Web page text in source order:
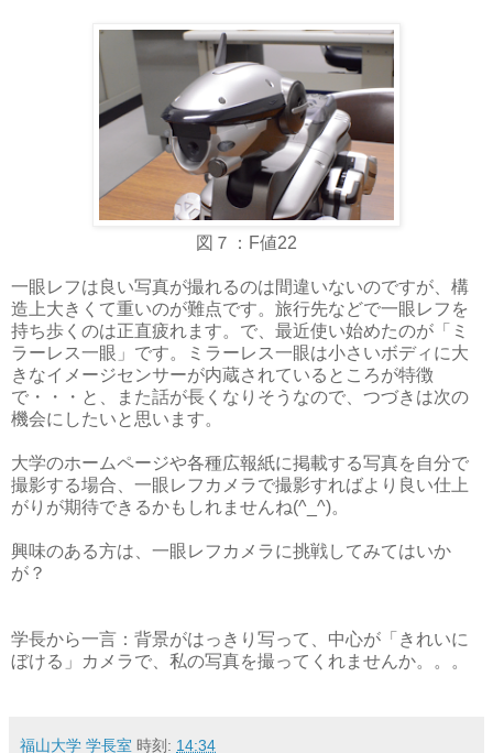
図７：F値22
一眼レフは良い写真が撮れるのは間違いないのですが、構
造上大きくて重いのが難点です。旅行先などで一眼レフを
持ち歩くのは正直疲れます。で、最近使い始めたのが「ミ
ラーレス一眼」です。ミラーレス一眼は小さいボディに大
きなイメージセンサーが内蔵されているところが特徴
で・・・と、また話が長くなりそうなので、つづきは次の
機会にしたいと思います。
大学のホームページや各種広報紙に掲載する写真を自分で
撮影する場合、一眼レフカメラで撮影すればより良い仕上
がりが期待できるかもしれませんね(^_^)。
興味のある方は、一眼レフカメラに挑戦してみてはいか
が？
学長から一言：背景がはっきり写って、中心が「きれいに
ぼける」カメラで、私の写真を撮ってくれませんか。。。
福山大学 学長室 時刻: 14:34